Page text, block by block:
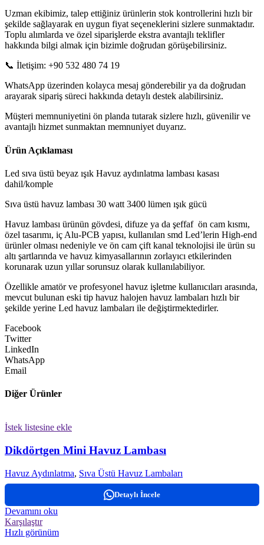
Uzman ekibimiz, talep ettiğiniz ürünlerin stok kontrollerini hızlı bir
şekilde sağlayarak en uygun fiyat seçeneklerini sizlere sunmaktadır.
Toplu alımlarda ve özel siparişlerde ekstra avantajlı teklifler
hakkında bilgi almak için bizimle doğrudan görüşebilirsiniz.
📞 İletişim: +90 532 480 74 19
WhatsApp üzerinden kolayca mesaj gönderebilir ya da doğrudan
arayarak sipariş süreci hakkında detaylı destek alabilirsiniz.
Müşteri memnuniyetini ön planda tutarak sizlere hızlı, güvenilir ve
avantajlı hizmet sunmaktan memnuniyet duyarız.
Ürün Açıklaması
Led sıva üstü beyaz ışık Havuz aydınlatma lambası kasası
dahil/komple
Sıva üstü havuz lambası 30 watt 3400 lümen ışık gücü
Havuz lambası ürünün gövdesi, difuze ya da şeffaf ön cam kısmı,
özel tasarımı, iç Alu-PCB yapısı, kullanılan smd Led’lerin High-end
ürünler olması nedeniyle ve ön cam çift kanal teknolojisi ile ürün su
altı şartlarında ve havuz kimyasallarının zorlayıcı etkilerinden
korunarak uzun yıllar sorunsuz olarak kullanılabiliyor.
Özellikle amatör ve profesyonel havuz işletme kullanıcıları arasında,
mevcut bulunan eski tip havuz halojen havuz lambaları hızlı bir
şekilde yerine Led havuz lambaları ile değiştirmektedirler.
Facebook
Twitter
LinkedIn
WhatsApp
Email
Diğer Ürünler
İstek listesine ekle
Dikdörtgen Mini Havuz Lambası
Havuz Aydınlatma, Sıva Üstü Havuz Lambaları
Detaylı İncele
Devamını oku
Karşılaştır
Hızlı görünüm